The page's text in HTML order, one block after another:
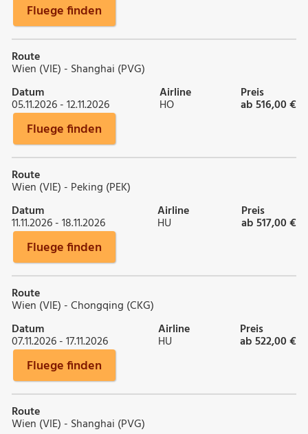
Fluege finden
Route
Wien (VIE) - Shanghai (PVG)
Datum
05.11.2026 - 12.11.2026
Airline
HO
Preis
ab 516,00 €
Fluege finden
Route
Wien (VIE) - Peking (PEK)
Datum
11.11.2026 - 18.11.2026
Airline
HU
Preis
ab 517,00 €
Fluege finden
Route
Wien (VIE) - Chongqing (CKG)
Datum
07.11.2026 - 17.11.2026
Airline
HU
Preis
ab 522,00 €
Fluege finden
Route
Wien (VIE) - Shanghai (PVG)